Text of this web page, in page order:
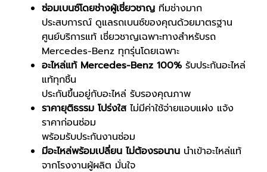
ซ่อมเบนซ์โดยช่างผู้เชี่ยวชาญ ทีมช่างมาก
ประสบการณ์ ดูแลรถเบนซ์ของคุณด้วยมาตรฐาน
ศูนย์บริการแท้ เชี่ยวชาญเฉพาะทางสำหรับรถ
Mercedes-Benz ทุกรุ่นโดยเฉพาะ
อะไหล่แท้ Mercedes-Benz 100% รับประกันอะไหล่
แท้ทุกชิ้น
ประกันขึ้นอยู่กับอะไหล่ รับรองคุณภาพ
ราคายุติธรรม โปร่งใสไม่มีค่าใช้จ่ายแอบแฝง แจ้ง
ราคาก่อนซ่อม
พร้อมรับประกันงานซ่อม
มีอะไหล่พร้อมเปลี่ยน ไม่ต้องรอนาน นำเข้าอะไหล่แท้
จากโรงงานผู้ผลิต มั่นใจ